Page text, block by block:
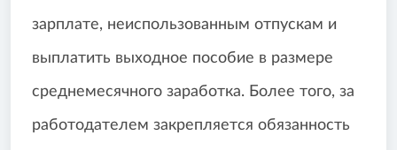
зарплате, неиспользованным отпускам и
выплатить выходное пособие в размере
среднемесячного заработка. Более того, за
работодателем закрепляется обязанность